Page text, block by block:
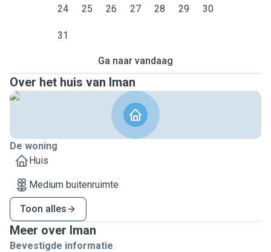
24 25 26 27 28 29 30
31
Ga naar vandaag
Over het huis van Iman
De woning
Huis
Medium buitenruimte
Toon alles
Meer over Iman
Bevestigde informatie